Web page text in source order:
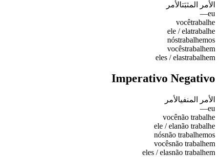
الأمر المثبَتالأمر
eu
—
vocêtrabalhe
ele / elatrabalhe
nóstrabalhemos
vocêstrabalhem
eles / elastrabalhem
Imperativo Negativo
الأمر المنفيالأمر
eu
—
vocênão trabalhe
ele / elanão trabalhe
nósnão trabalhemos
vocêsnão trabalhem
eles / elasnão trabalhem